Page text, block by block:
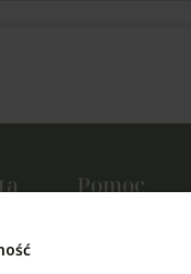
Pomoc